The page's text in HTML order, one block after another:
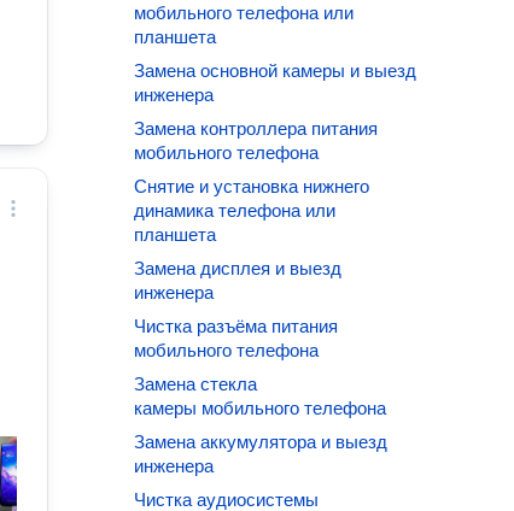
мобильного телефона или
планшета
Замена основной камеры и выезд
инженера
Замена контроллера питания
мобильного телефона
Снятие и установка нижнего
динамика телефона или
планшета
Замена дисплея и выезд
инженера
Чистка разъёма питания
мобильного телефона
Замена стекла
камеры мобильного телефона
Замена аккумулятора и выезд
инженера
Чистка аудиосистемы